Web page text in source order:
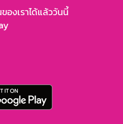
องเราได้แล้ววันนี้